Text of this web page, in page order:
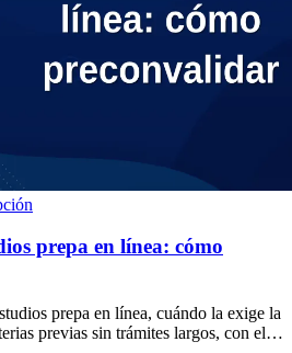
prepa en línea: cómo
prepa en línea, cuándo la exige la
previas sin trámites largos, con el